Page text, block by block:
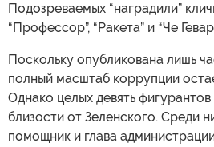
Подозреваемых “наградили”
“Профессор”, “Ракета” и “Че
Поскольку опубликована лишь
полный масштаб коррупции
Однако целых девять
близости от Зеленского. Среди
помощник и глава